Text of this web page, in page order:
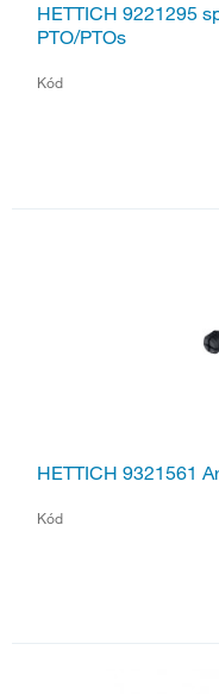
HETTICH 9221295
PTO/PTOs
Kód
HETTICH 9321561
Kód